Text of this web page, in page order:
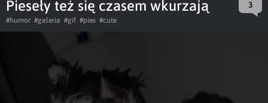
Pieseły też się czasem wkurzają 3
#humor #galeria #gif #pies #cute